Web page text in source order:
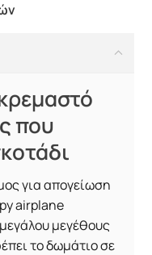
που
για απογείωση
airplane
μεγέθους
το δωμάτιο σε